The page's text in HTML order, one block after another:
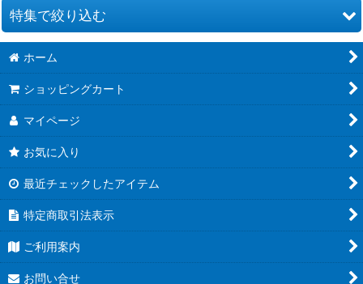
並び順 :
特集で絞り込む
お道具類
クイリングキット
ペーパー類
●ウエディング●
★クリスマス特集★
ホーム
ショッピングカート
マイページ
お気に入り
最近チェックしたアイテム
特定商取引法表示
ご利用案内
お問い合せ